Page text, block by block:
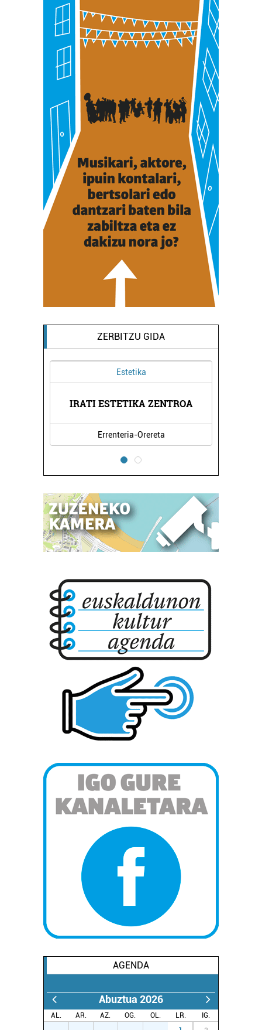
ZERBITZU GIDA
Estetika
IRATI ESTETIKA ZENTROA
Errenteria-Orereta
AGENDA
Abuztua 2026
AL. AR. AZ. OG. OL. LR.
IG.